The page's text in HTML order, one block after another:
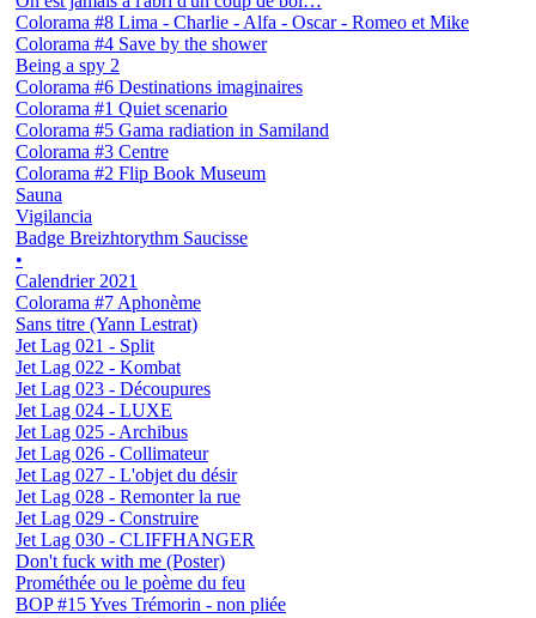
Colorama #8 Lima - Charlie - Alfa - Oscar - Romeo et Mike
Colorama #4 Save by the shower
Being a spy 2
Colorama #6 Destinations imaginaires
Colorama #1 Quiet scenario
Colorama #5 Gama radiation in Samiland
Colorama #3 Centre
Colorama #2 Flip Book Museum
Sauna
Vigilancia
Badge Breizhtorythm Saucisse
•
Calendrier 2021
Colorama #7 Aphonème
Sans titre (Yann Lestrat)
Jet Lag 021 - Split
Jet Lag 022 - Kombat
Jet Lag 023 - Découpures
Jet Lag 024 - LUXE
Jet Lag 025 - Archibus
Jet Lag 026 - Collimateur
Jet Lag 027 - L'objet du désir
Jet Lag 028 - Remonter la rue
Jet Lag 029 - Construire
Jet Lag 030 - CLIFFHANGER
Don't fuck with me (Poster)
Prométhée ou le poème du feu
BOP #15 Yves Trémorin - non pliée